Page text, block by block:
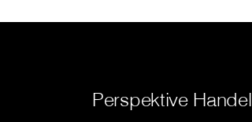
Perspektive Handel